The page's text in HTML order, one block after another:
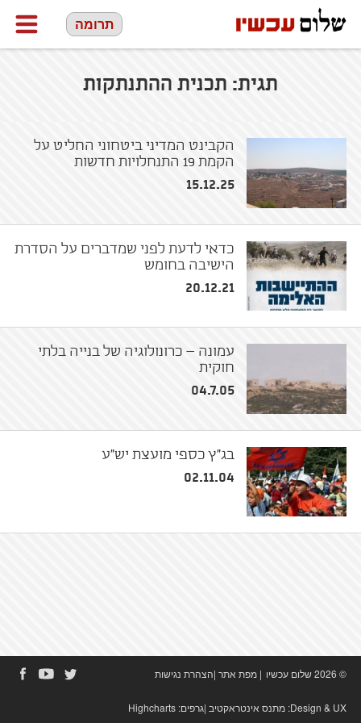
תרומה
תגית: תכנית ההתנתקות
הקבינט המדיני ביטחוני החליט על
הקמת 19 התנחלויות חדשות
15.12.25
כדאי לדעת לפני שמדברים על הסדרת
הישיבה בחומש
20.12.21
עמונה – כרונולוגיה של בנייה בלתי
חוקית
04.7.05
בג"ץ כספי מועצת יש"ע
02.11.04
© 2026 שלום עכשיו | מפת אתר|הצהרת נגישות
Design & UX: מתנס אינטראקטיב|גרפים: Highcharts